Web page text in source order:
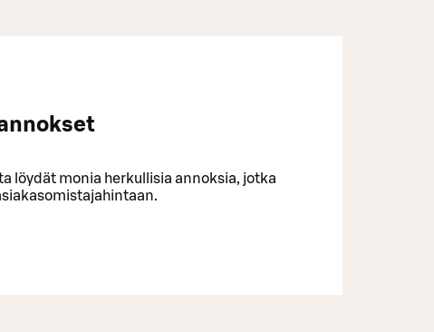
löydät monia herkullisia annoksia, jotka